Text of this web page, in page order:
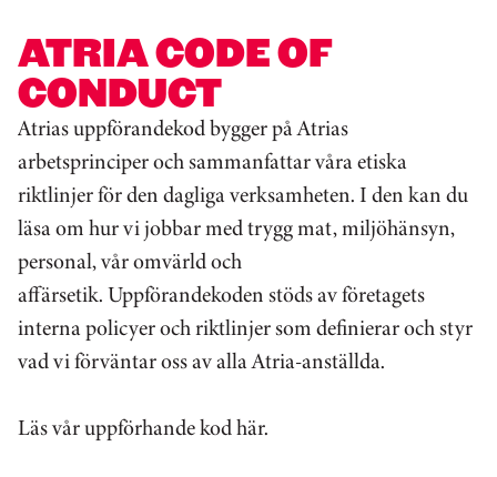
ATRIA CODE OF
CONDUCT
Atrias uppförandekod bygger på Atrias
arbetsprinciper och sammanfattar våra etiska
riktlinjer för den dagliga verksamheten. I den kan du
läsa om hur vi jobbar med trygg mat, miljöhänsyn,
personal, vår omvärld och
affärsetik. Uppförandekoden stöds av företagets
interna policyer och riktlinjer som definierar och styr
vad vi förväntar oss av alla Atria-anställda.
Läs vår uppförhande kod här.